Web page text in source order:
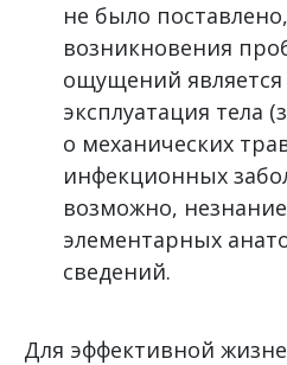
не было
возникновения
ощущений
эксплуатация тела
о механических
инфекционных
возможно,
элементарных
сведений.
Для эффективной